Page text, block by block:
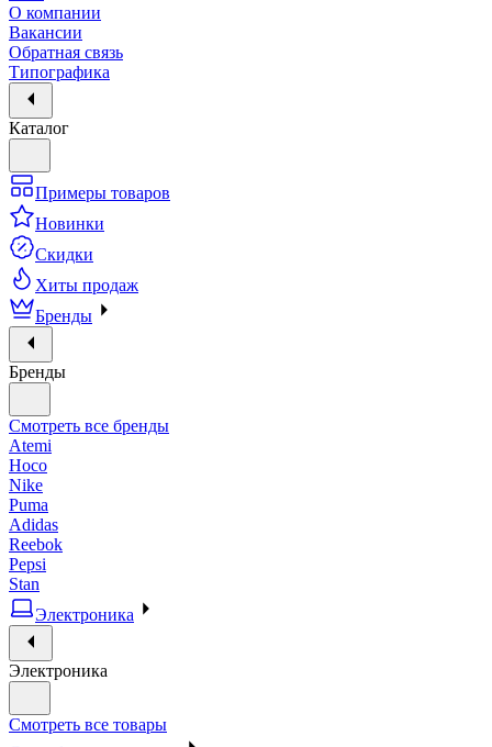
О компании
Вакансии
Обратная связь
Типографика
Каталог
Примеры товаров
Новинки
Скидки
Хиты продаж
Бренды
Бренды
Смотреть все бренды
Atemi
Hoco
Nike
Puma
Adidas
Reebok
Pepsi
Stan
Электроника
Электроника
Смотреть все товары